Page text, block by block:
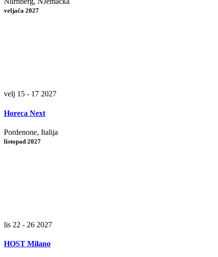
veljača 2027
velj 15 - 17 2027
Horeca Next
Pordenone, Italija
listopad 2027
lis 22 - 26 2027
HOST Milano